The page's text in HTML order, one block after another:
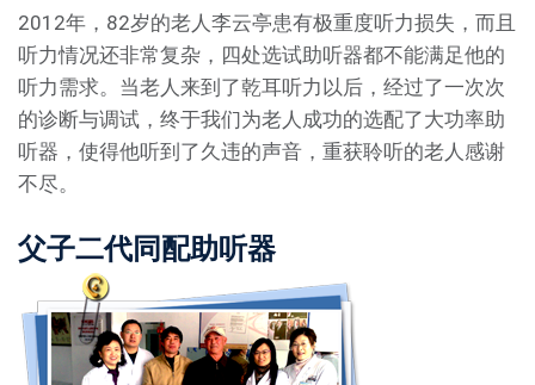
2012年，82岁的老人李云亭患有极重度听力损失，而且
听力情况还非常复杂，四处选试助听器都不能满足他的
听力需求。当老人来到了乾耳听力以后，经过了一次次
的诊断与调试，终于我们为老人成功的选配了大功率助
听器，使得他听到了久违的声音，重获聆听的老人感谢
不尽。
父子二代同配助听器